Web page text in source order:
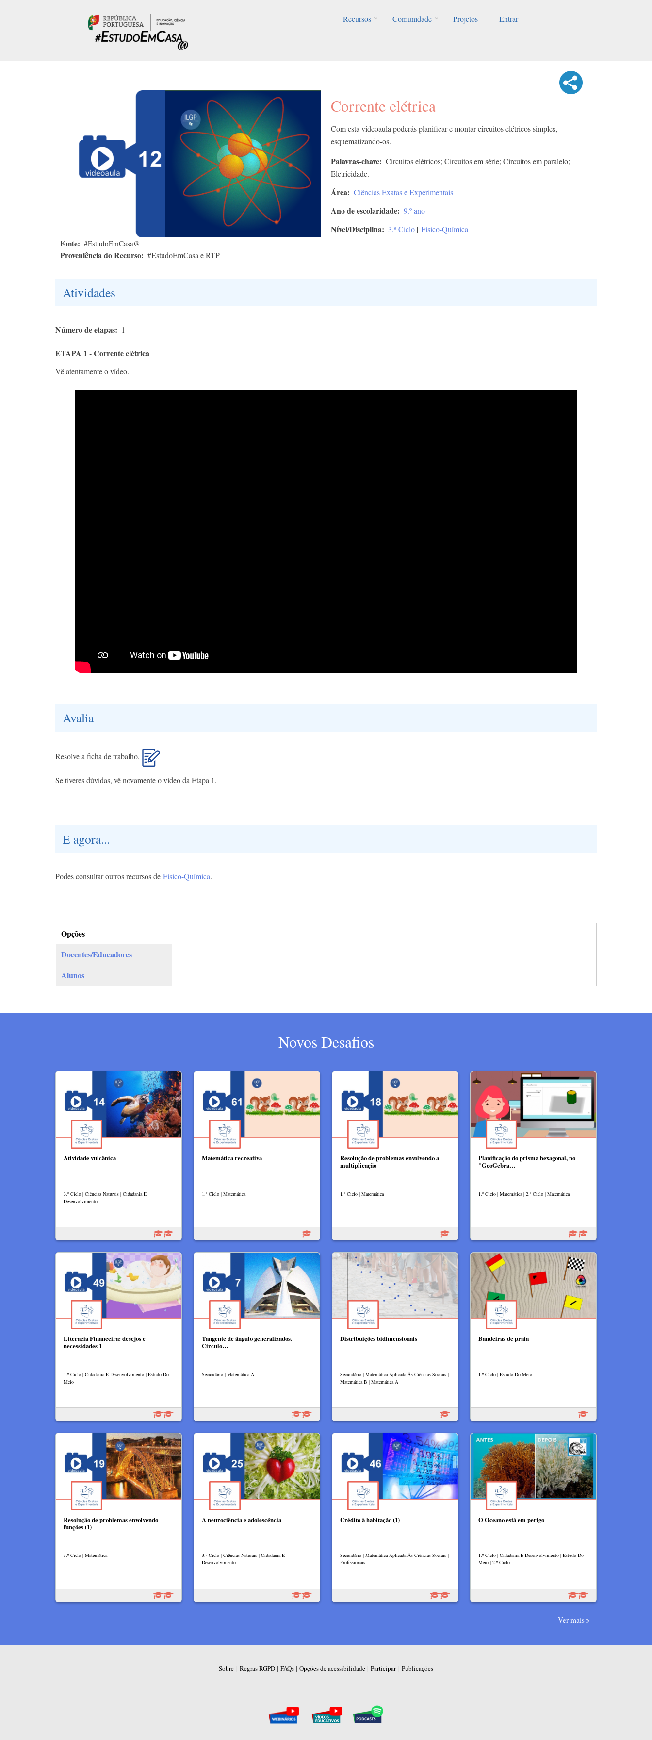
Recursos
Comunidade Projetos Entrar
Fonte #EstudoEmCasa@
Proveniência do Recurso #EstudoEmCasa e RTP
Corrente elétrica
Com esta videoaula poderás planificar e montar circuitos elétricos simples,
esquematizando-os.
Palavras-chave
Circuitos elétricos; Circuitos em série; Circuitos em paralelo;
Eletricidade.
Área Ciências Exatas e Experimentais
Ano de escolaridade 9.º ano
Nível/Disciplina 3.º Ciclo | Físico-Química
Atividades
Número de etapas 1
ETAPA 1 - Corrente elétrica
Vê atentamente o vídeo.
Avalia
Resolve a ficha de trabalho.
Se tiveres dúvidas, vê novamente o vídeo da Etapa 1.
E agora...
Podes consultar outros recursos de Físico-Química.
Opções
(separador ativo)
Docentes/Educadores
Alunos
Novos Desafios
Atividade vulcânica
3.º Ciclo | Ciências Naturais | Cidadania E
Desenvolvimento
Matemática recreativa
1.º Ciclo | Matemática
Resolução de problemas envolvendo a
multiplicação
1.º Ciclo | Matemática
Planificação do prisma hexagonal, no
"GeoGebra…
1.º Ciclo | Matemática | 2.º Ciclo | Matemática
Literacia Financeira: desejos e
necessidades 1
1.º Ciclo | Cidadania E Desenvolvimento | Estudo Do
Meio
Tangente de ângulo generalizados.
Círculo…
Secundário | Matemática A
Distribuições bidimensionais
Secundário | Matemática Aplicada Às Ciências Sociais |
Matemática B | Matemática A
Bandeiras de praia
1.º Ciclo | Estudo Do Meio
Resolução de problemas envolvendo
funções (1)
3.º Ciclo | Matemática
A neurociência e adolescência
3.º Ciclo | Ciências Naturais | Cidadania E
Desenvolvimento
Crédito à habitação (1)
Secundário | Matemática Aplicada Às Ciências Sociais |
Profissionais
O Oceano está em perigo
1.º Ciclo | Cidadania E Desenvolvimento | Estudo Do
Meio | 2.º Ciclo
Ver mais
Sobre | Regras RGPD | FAQs | Opções de acessibilidade | Participar| Publicações